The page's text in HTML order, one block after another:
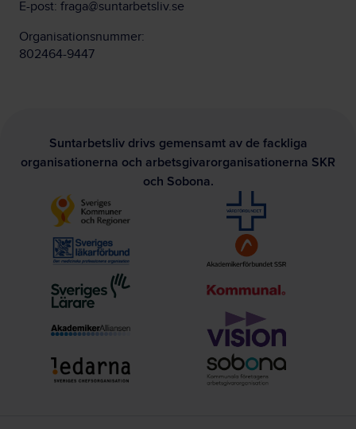
E-post: fraga@suntarbetsliv.se
Organisationsnummer:
802464-9447
Suntarbetsliv drivs gemensamt av de fackliga
organisationerna och arbetsgivarorganisationerna SKR
och Sobona.